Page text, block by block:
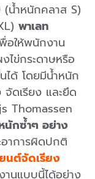
น้ำหนักคลาส S)
พาเลท
อให้พนักงาน
ไข่กระดาษหรือ
ได้ โดยมีน้ำหนัก
ดเรียง และยึด
Thomassen
นักซ้ำๆ อย่าง
าการผิดปกติ
นต์จัดเรียง
านแบบนี้ได้อย่าง